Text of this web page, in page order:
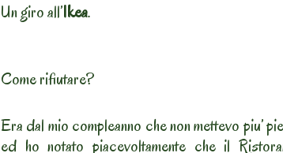
Un giro all’Ikea.
Come rifiutare?
Era dal mio compleanno che non mettevo piu’
ed ho notato piacevoltamente che il